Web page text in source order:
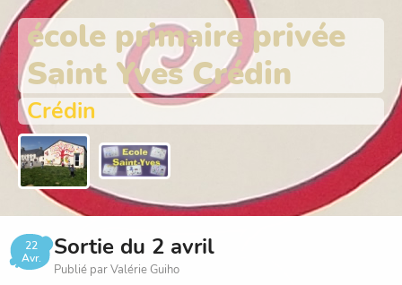
école primaire privée
Saint Yves Crédin
Crédin
22
Avr.
Sortie du 2 avril
Publié par Valérie Guiho